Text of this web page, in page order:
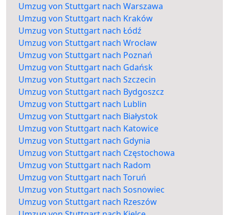
Umzug von Stuttgart nach Warszawa
Umzug von Stuttgart nach Kraków
Umzug von Stuttgart nach Łódź
Umzug von Stuttgart nach Wrocław
Umzug von Stuttgart nach Poznań
Umzug von Stuttgart nach Gdańsk
Umzug von Stuttgart nach Szczecin
Umzug von Stuttgart nach Bydgoszcz
Umzug von Stuttgart nach Lublin
Umzug von Stuttgart nach Białystok
Umzug von Stuttgart nach Katowice
Umzug von Stuttgart nach Gdynia
Umzug von Stuttgart nach Częstochowa
Umzug von Stuttgart nach Radom
Umzug von Stuttgart nach Toruń
Umzug von Stuttgart nach Sosnowiec
Umzug von Stuttgart nach Rzeszów